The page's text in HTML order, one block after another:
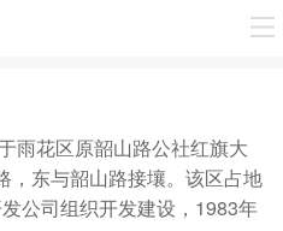
雨花区原韶山路公社红旗大
，东与韶山路接壤。该区占地
公司组织开发建设，1983年